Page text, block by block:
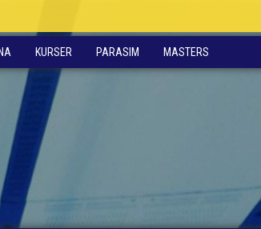
KURSER PARASIM MASTERS